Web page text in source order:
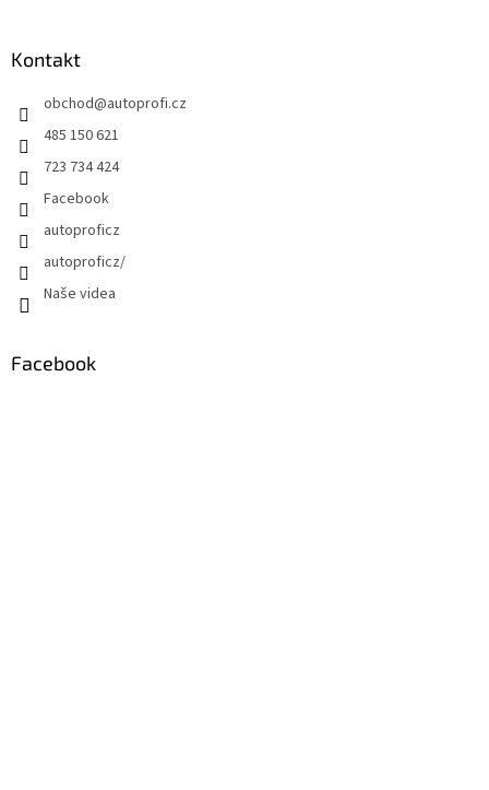
Kontakt
obchod@autoprofi.cz
485 150 621
723 734 424
Facebook
autoproficz
autoproficz/
Naše videa
Facebook